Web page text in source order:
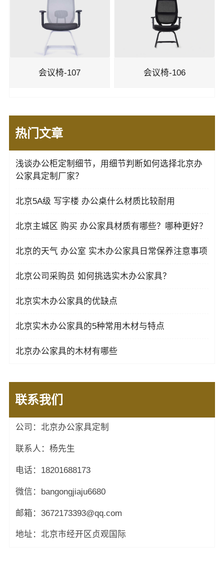
会议椅-107 会议椅-106
热门文章
浅谈办公柜定制细节，用细节判断如何选择北京办
公家具定制厂家？
北京5A级 写字楼 办公桌什么材质比较耐用
北京主城区 购买 办公家具材质有哪些？哪种更好？
北京的天气 办公室 实木办公家具日常保养注意事项
北京公司采购员 如何挑选实木办公家具？
北京实木办公家具的优缺点
北京实木办公家具的5种常用木材与特点
北京办公家具的木材有哪些
联系我们
公司：北京办公家具定制
联系人：杨先生
电话：18201688173
微信：bangongjiaju6680
邮箱：3672173393@qq.com
地址：北京市经开区贞观国际